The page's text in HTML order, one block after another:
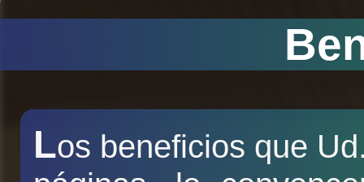
Los beneficios que